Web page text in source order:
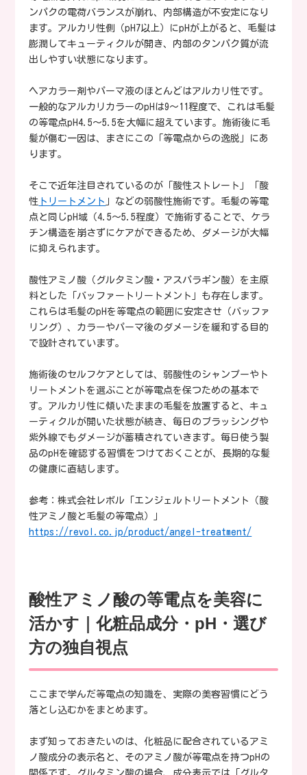
ンパクの電荷バランスが崩れ、内部構造が不安定になり
ます。アルカリ性側（pH7以上）にpHが上がると、毛髪は
膨潤してキューティクルが開き、内部のタンパク質が流
出しやすい状態になります。
ヘアカラー剤やパーマ液のほとんどはアルカリ性です。
一般的なアルカリカラーのpHは9〜11程度で、これは毛髪
の等電点pH4.5〜5.5を大幅に超えています。施術後に毛
髪が傷む一因は、まさにこの「等電点からの逸脱」にあ
ります。
そこで近年注目されているのが「酸性ストレート」「酸
性 トリートメント 」などの弱酸性施術です。毛髪の等電
点と同じpH域（4.5〜5.5程度）で施術することで、ケラ
チン構造を崩さずにケアができるため、ダメージが大幅
に抑えられます。
酸性アミノ酸（グルタミン酸・アスパラギン酸）を主原
料とした「バッファートリートメント」も存在します。
これらは毛髪のpHを等電点の範囲に安定させ（バッファ
リング）、カラーやパーマ後のダメージを緩和する目的
で設計されています。
施術後のセルフケアとしては、弱酸性のシャンプーやト
リートメントを選ぶことが等電点を保つための基本で
す。アルカリ性に傾いたままの毛髪を放置すると、キュ
ーティクルが開いた状態が続き、毎日のブラッシングや
紫外線でもダメージが蓄積されていきます。毎日使う製
品のpHを確認する習慣をつけておくことが、長期的な髪
の健康に直結します。
参考：株式会社レボル「エンジェルトリートメント（酸
性アミノ酸と毛髪の等電点）」
https://revol.co.jp/product/angel-treatment/
酸性アミノ酸の等電点を美容に
活かす｜化粧品成分・pH・選び
方の独自視点
ここまで学んだ等電点の知識を、実際の美容習慣にどう
落とし込むかをまとめます。
まず知っておきたいのは、化粧品に配合されているアミ
ノ酸成分の表示名と、そのアミノ酸が等電点を持つpHの